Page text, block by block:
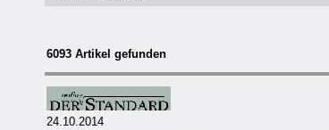
6093 Artikel gefunden
24.10.2014